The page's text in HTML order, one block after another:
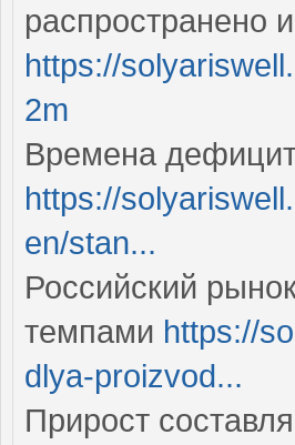
распространено
https://
2m
Времена
https://
en/stan...
Российский
темпами https://
dlya-proizvod...
Прирост